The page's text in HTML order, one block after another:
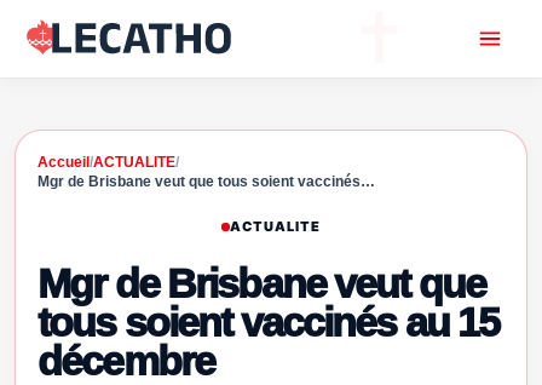
Accueil /ACTUALITE/
Mgr de Brisbane veut que tous soient vaccinés…
ACTUALITE
Mgr de Brisbane veut que
tous soient vaccinés au 15
décembre